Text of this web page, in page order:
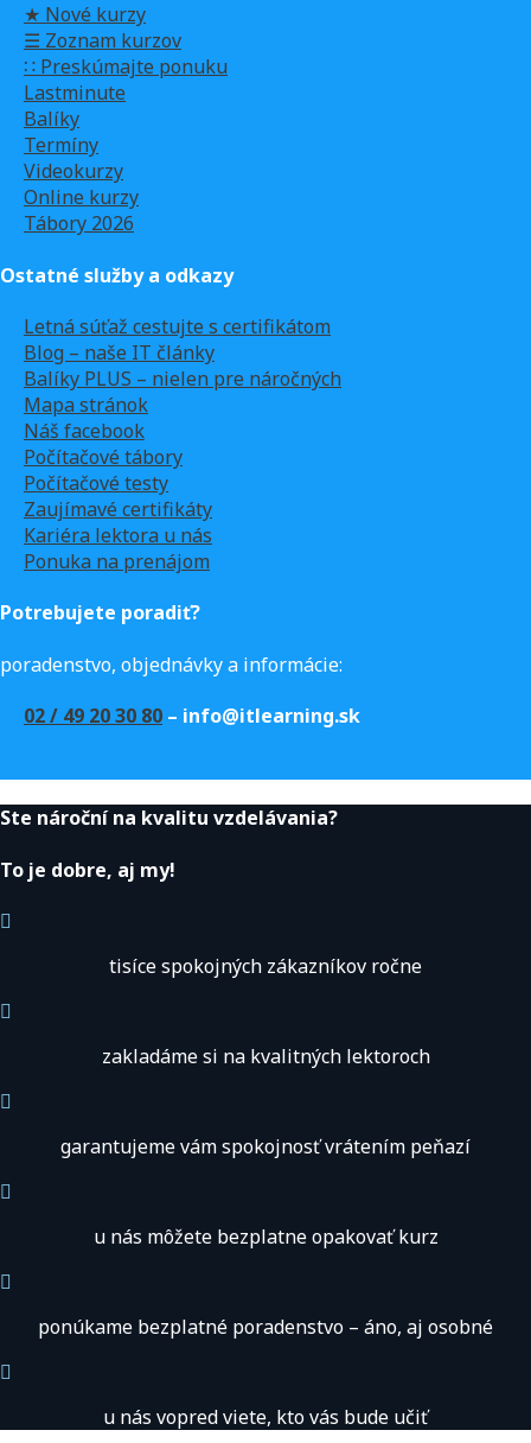
★ Nové kurzy
☰ Zoznam kurzov
∷ Preskúmajte ponuku
Lastminute
Balíky
Termíny
Videokurzy
Online kurzy
Tábory 2026
Ostatné služby a odkazy
Letná súťaž cestujte s certifikátom
Blog – naše IT články
Balíky PLUS – nielen pre náročných
Mapa stránok
Náš facebook
Počítačové tábory
Počítačové testy
Zaujímavé certifikáty
Kariéra lektora u nás
Ponuka na prenájom
Potrebujete poradiť?
poradenstvo, objednávky a informácie:
02 / 49 20 30 80 – info@itlearning.sk
Ste nároční na kvalitu vzdelávania?
To je dobre, aj my!
tisíce spokojných zákazníkov ročne
zakladáme si na kvalitných lektoroch
garantujeme vám spokojnosť vrátením peňazí
u nás môžete bezplatne opakovať kurz
ponúkame bezplatné poradenstvo – áno, aj osobné
u nás vopred viete, kto vás bude učiť